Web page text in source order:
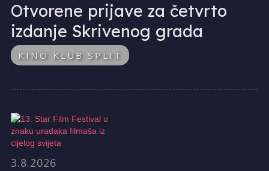
Otvorene prijave za četvrto
izdanje Skrivenog grada
KINO KLUB SPLIT
3.8.2026